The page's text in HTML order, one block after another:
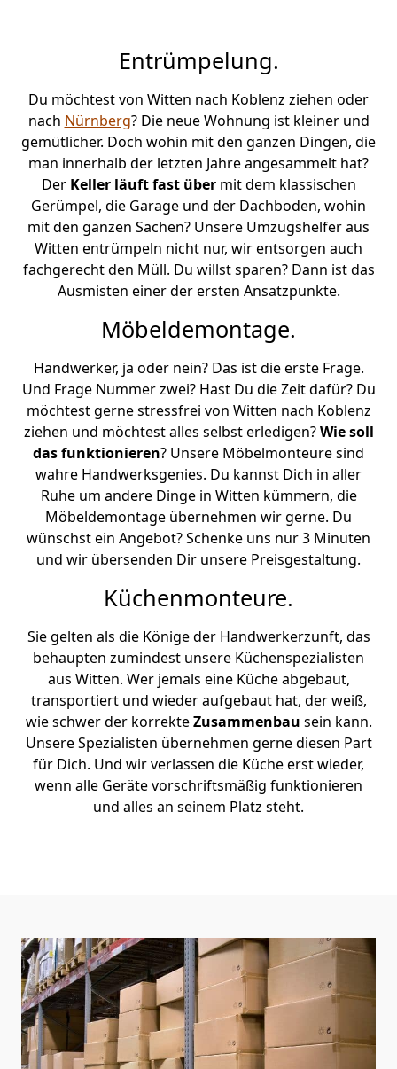
Entrümpelung.
Du möchtest von Witten nach Koblenz ziehen oder
nach Nürnberg? Die neue Wohnung ist kleiner und
gemütlicher. Doch wohin mit den ganzen Dingen, die
man innerhalb der letzten Jahre angesammelt hat?
Der Keller läuft fast übermit dem klassischen
Gerümpel, die Garage und der Dachboden, wohin
mit den ganzen Sachen? Unsere Umzugshelfer aus
Witten entrümpeln nicht nur, wir entsorgen auch
fachgerecht den Müll. Du willst sparen? Dann ist das
Ausmisten einer der ersten Ansatzpunkte.
Möbeldemontage.
Handwerker, ja oder nein? Das ist die erste Frage.
Und Frage Nummer zwei? Hast Du die Zeit dafür? Du
möchtest gerne stressfrei von Witten nach Koblenz
ziehen und möchtest alles selbst erledigen?Wie soll
das funktionieren? Unsere Möbelmonteure sind
wahre Handwerksgenies. Du kannst Dich in aller
Ruhe um andere Dinge in Witten kümmern, die
Möbeldemontage übernehmen wir gerne. Du
wünschst ein Angebot? Schenke uns nur 3 Minuten
und wir übersenden Dir unsere Preisgestaltung.
Küchenmonteure.
Sie gelten als die Könige der Handwerkerzunft, das
behaupten zumindest unsere Küchenspezialisten
aus Witten. Wer jemals eine Küche abgebaut,
transportiert und wieder aufgebaut hat, der weiß,
wie schwer der korrekteZusammenbau sein kann.
Unsere Spezialisten übernehmen gerne diesen Part
für Dich. Und wir verlassen die Küche erst wieder,
wenn alle Geräte vorschriftsmäßig funktionieren
und alles an seinem Platz steht.